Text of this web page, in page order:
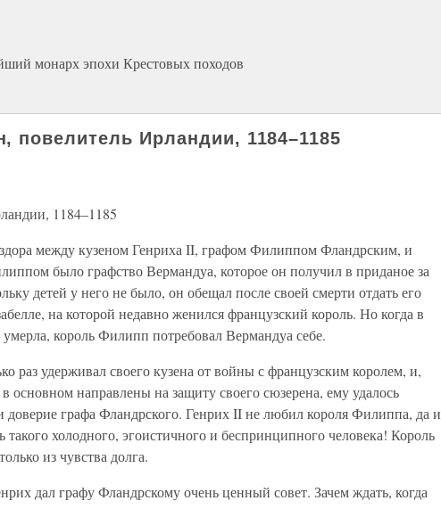
монарх эпохи Крестовых походов
повелитель Ирландии, 1184–1185
1184–1185
между кузеном Генриха II, графом Филиппом Фландрским, и
было графство Вермандуа, которое он получил в приданое за
детей у него не было, он обещал после своей смерти отдать его
на которой недавно женился французский король. Но когда в
король Филипп потребовал Вермандуа себе.
раз удерживал своего кузена от войны с французским королем, и,
основном направлены на защиту своего сюзерена, ему удалось
доверие графа Фландрского. Генрих II не любил короля Филиппа, да и
холодного, эгоистичного и беспринципного человека! Король
из чувства долга.
дал графу Фландрскому очень ценный совет. Зачем ждать, когда